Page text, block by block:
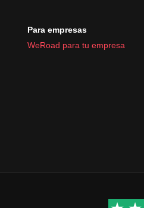
Para empresas
WeRoad para tu empresa